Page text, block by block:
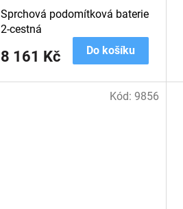
8 161 Kč Do košíku
Sprchová podomítková baterie
2-cestná
Kód:9856